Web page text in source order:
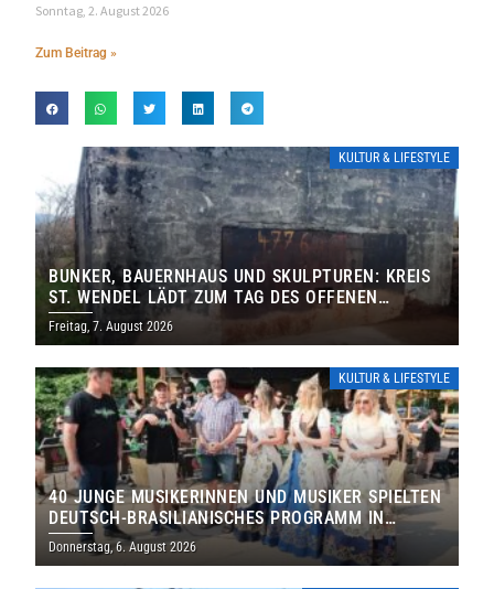
Sonntag, 2. August 2026
Zum Beitrag »
KULTUR & LIFESTYLE
BUNKER, BAUERNHAUS UND SKULPTUREN: KREIS
ST. WENDEL LÄDT ZUM TAG DES OFFENEN
DENKMALS EIN
Freitag, 7. August 2026
KULTUR & LIFESTYLE
40 JUNGE MUSIKERINNEN UND MUSIKER SPIELTEN
DEUTSCH-BRASILIANISCHES PROGRAMM IN
THOLEY
Donnerstag, 6. August 2026